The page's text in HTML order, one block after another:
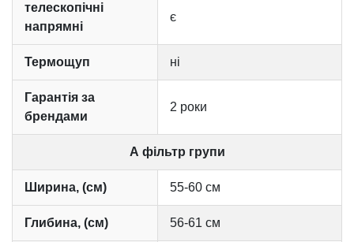
телескопічні
напрямні
є
Термoщуп ні
Гарантія за
брендами
2 роки
А фільтр групи
Ширина, (см) 55-60 см
Глибина, (см) 56-61 см